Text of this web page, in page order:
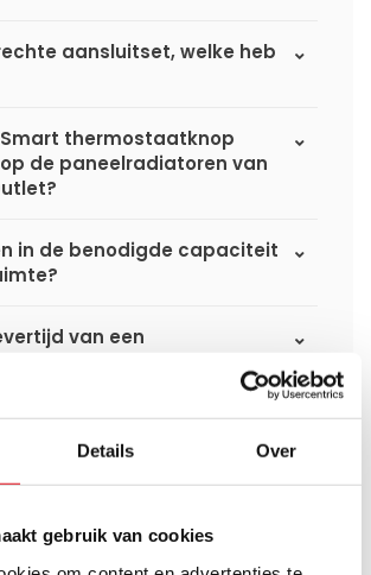
Details Over
gebruik van cookies
aansluitset, welke heb
Smart thermostaatknop
de paneelradiatoren van
in de benodigde capaciteit
van een
bestelling plaats?
warmtepomp